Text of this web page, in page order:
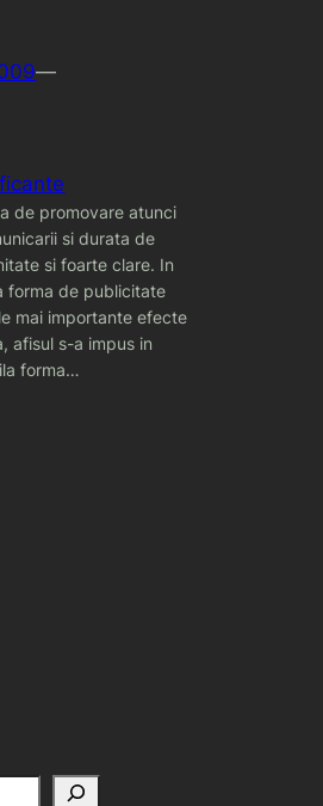
—
de promovare atunci
si durata de
si foarte clare. In
forma de publicitate
mai importante efecte
afisul s-a impus in
forma…